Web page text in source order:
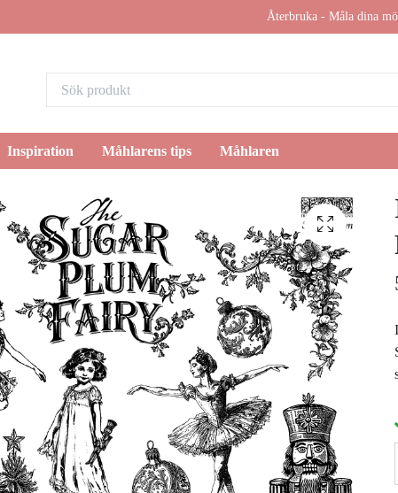
Återbruka - Måla dina
Inspiration Måhlarens tips Måhlaren